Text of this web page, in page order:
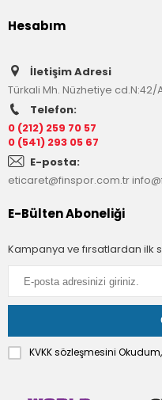
Hesabım
İletişim Adresi
Türkali Mh. Nüzhetiye cd.N:42/
Telefon:
0 (212) 259 70 57
0 (541) 293 05 67
E-posta:
eticaret@finspor.com.tr
E-Bülten Aboneliği
Kampanya ve fırsatlardan ilk
KVKK sözleşmesini